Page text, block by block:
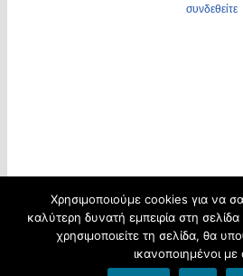
συνδεθείτε
© 2026 Τα νέα του ΠΥΣΔΕ
Φιλοξενείται από
Όροι χρήσης blogs.sch.gr |
Χρησιμοποιούμε cookies για να
καλύτερη δυνατή εμπειρία στη
χρησιμοποιείτε τη σελίδα, θα
ικανοποιημένοι με